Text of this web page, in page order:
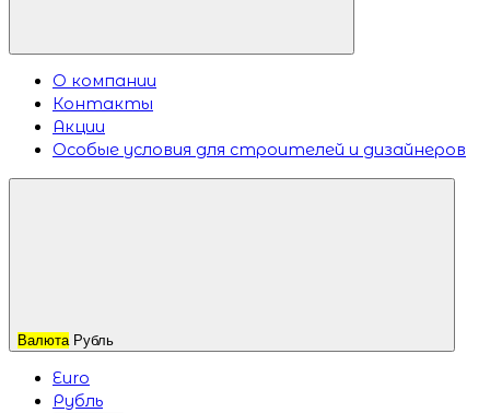
О компании
Контакты
Акции
Особые условия для строителей и дизайнеров
Валюта Рубль
Euro
Рубль